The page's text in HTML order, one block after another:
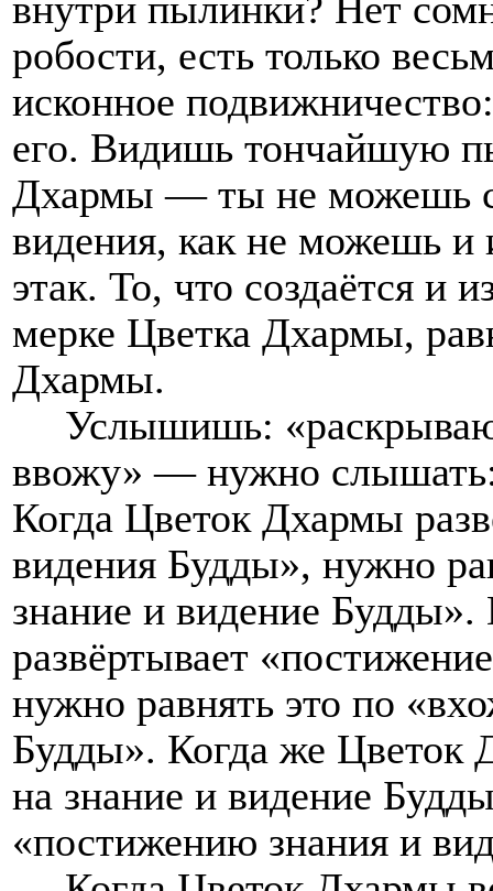
робости, есть только
исконное
его. Видишь тончайшую
Дхармы — ты не можешь
видения, как не можешь и
этак. То, что создаётся и
мерке Цветка Дхармы,
Дхармы.
Услышишь:
ввожу» — нужно
Когда Цветок Дхармы
видения Будды», нужно
знание и видение
развёртывает
нужно равнять это по
Будды». Когда же Цветок
на знание и видение
«постижению знания и